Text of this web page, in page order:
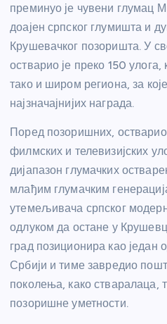
преминуо је чувени глумац
доајен српског глумишта и
Крушевачког позоришта. У
остварио је преко 150 улога,
тако и широм региона, за
најзначајнијих награда.
Поред позоришних, остварио
филмских и телевизијских
дијапазон глумачких
млађим глумачким
утемељивача српског
одлуком да остане у
град позиционира као један
Србији и тиме завредио
поколења, како стваралаца,
позоришне уметности.